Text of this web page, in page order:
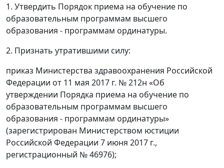
1. Утвердить Порядок приема на обучение по
образовательным программам высшего
образования - программам ординатуры.
2. Признать утратившими силу:
приказ Министерства здравоохранения Российской
Федерации от 11 мая 2017 г. № 212н «Об
утверждении Порядка приема на обучение по
образовательным программам высшего
образования - программам ординатуры»
(зарегистрирован Министерством юстиции
Российской Федерации 7 июня 2017 г.,
регистрационный № 46976);